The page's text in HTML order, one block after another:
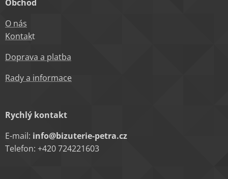
Obchod
O nás
Kontakt
Doprava a platba
Rady a informace
Rychlý kontakt
E-mail: info@bizuterie-petra.cz
Telefon: +420 724221603